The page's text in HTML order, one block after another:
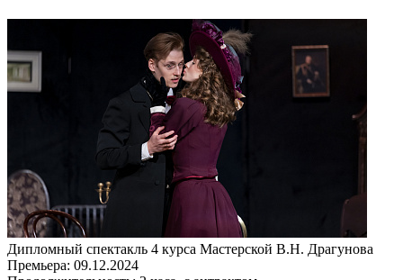
Дипломный спектакль 4 курса Мастерской В.Н. Драгунова
Премьера: 09.12.2024